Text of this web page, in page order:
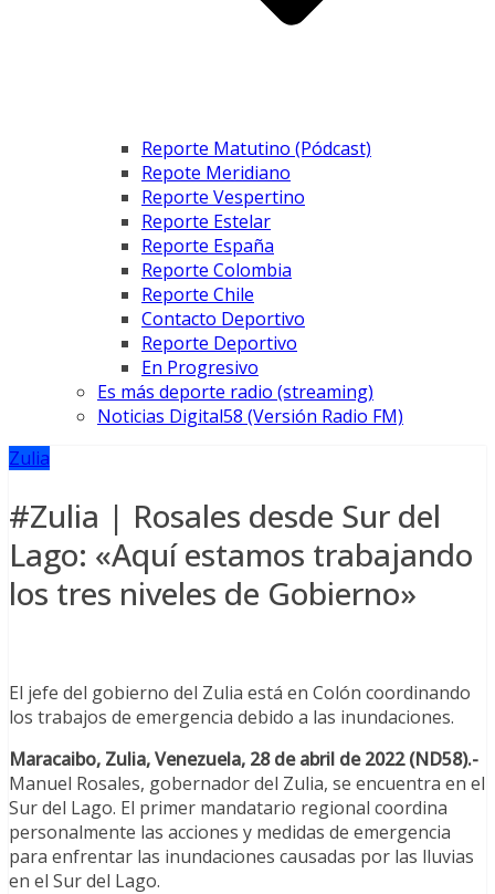
Reporte Matutino (Pódcast)
Repote Meridiano
Reporte Vespertino
Reporte Estelar
Reporte España
Reporte Colombia
Reporte Chile
Contacto Deportivo
Reporte Deportivo
En Progresivo
Es más deporte radio (streaming)
Noticias Digital58 (Versión Radio FM)
Zulia
#Zulia | Rosales desde Sur del
Lago: «Aquí estamos trabajando
los tres niveles de Gobierno»
El jefe del gobierno del Zulia está en Colón coordinando
los trabajos de emergencia debido a las inundaciones.
Maracaibo, Zulia, Venezuela, 28 de abril de 2022 (ND58).-
Manuel Rosales, gobernador del Zulia, se encuentra en el
Sur del Lago. El primer mandatario regional coordina
personalmente las acciones y medidas de emergencia
para enfrentar las inundaciones causadas por las lluvias
en el Sur del Lago.